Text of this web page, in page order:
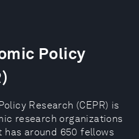
Policy
Research (CEPR) is
research organizations
has around 650 fellows